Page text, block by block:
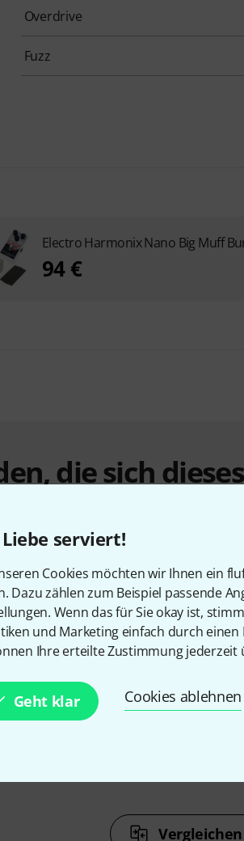
serviert!
Cookies möchten wir Ihnen ein
Dazu zählen zum Beispiel passende
Wenn das für Sie okay ist,
und Marketing einfach durch einen
Ihre erteilte Zustimmung jederzeit
Geht klar Cookies ablehnen
Overdrive
Fuzz
Electro Harmonix Nano Big Muff
94 €
die sich
8%
KAUFTEN
Boss SD-1 Overdrive
Vergleichen